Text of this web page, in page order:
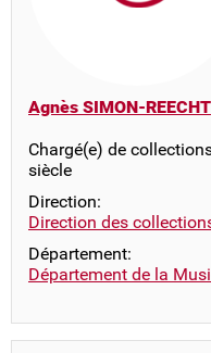
Agnès SIMON-REECHT
Chargé(e) de
siècle
Direction:
Direction des
Département:
Département de la